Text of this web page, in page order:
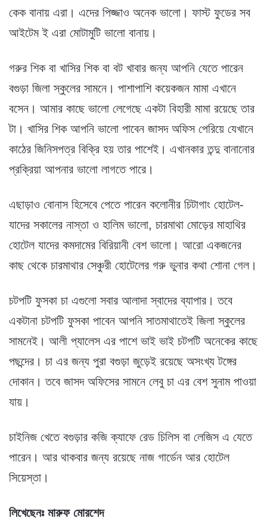
কেক বানায় এরা। এদের পিজ্জাও অনেক ভালো। ফাস্ট ফুডের সব
আইটেম ই এরা মোটামুটি ভালো বানায়।
গরুর শিক বা খাসির শিক বা বট খাবার জন্য আপনি যেতে পারেন
বগুড়া জিলা স্কুলের সামনে। পাশাপাশি কয়েকজন মামা এখানে
বসেন। আমার কাছে ভালো লেগেছে একটা বিহারী মামা রয়েছে তার
টা। খাসির শিক আপনি ভালো পাবেন জাসদ অফিস পেরিয়ে যেখানে
কাঠের জিনিসপত্র বিক্রি হয় তার পাশেই। এখানকার তন্দু বানানোর
প্রক্রিয়া আপনার ভালো লাগতে পারে।
এছাড়াও বোনাস হিসেবে পেতে পারেন কলোনীর চিটাগাং হোটেল-
যাদের সকালের নাস্তা ও হালিম ভালো, চারমাথা মোড়ের মাহাথির
হোটেল যাদের কমদামের বিরিয়ানী বেশ ভালো। আরো একজনের
কাছ থেকে চারমাথার সেঞ্চুরী হোটেলের গরু ভুনার কথা শোনা গেল।
চটপটি ফুসকা চা এগুলো সবার আলাদা স্বাদের ব্যাপার। তবে
একটানা চটপটি ফুসকা পাবেন আপনি সাতমাথাতেই জিলা স্কুলের
সামনেই। আলী প্যালেস এর পাশে ভাই ভাই চটপটি অনেকের কাছে
পছন্দের। চা এর জন্য পুরা বগুড়া জুড়েই রয়েছে অসংখ্য টঙ্গের
দোকান। তবে জাসদ অফিসের সামনে লেবু চা এর বেশ সুনাম পাওয়া
যায়।
চাইনিজ খেতে বগুড়ার কজি ক্যাফে রেড চিলিস বা লেজিস এ যেতে
পারেন। আর থাকবার জন্য রয়েছে নাজ গার্ডেন আর হোটেল
সিয়েস্তা।
লিখেছেনঃ মারুফ মোরশেদ